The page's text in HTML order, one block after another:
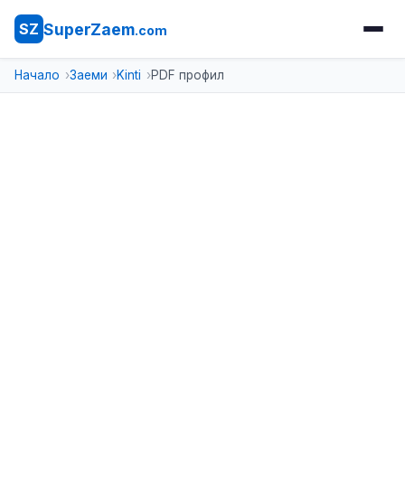
SZ SuperZaem.com
Начало Заеми Kinti PDF профил